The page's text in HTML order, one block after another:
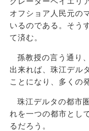
オフショア人民元の
いるのである。そう
て済む。
孫教授の言う通り
出来れば、珠江デル
ことになり、多くの
珠江デルタの都市
れを一つの都市とし
るだろう。